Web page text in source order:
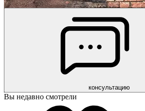
консультацию
Вы недавно смотрели